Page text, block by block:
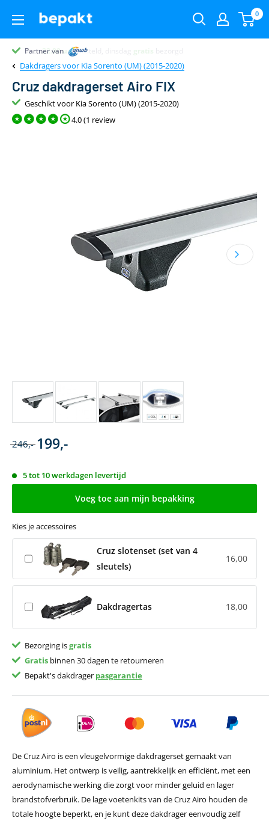
0
22.00uur
Partner van
Partner van
Klantenbeoordeling 9.4
Dakdragers voor Kia Sorento (UM) (2015-2020)
Cruz dakdragerset Airo FIX
Geschikt voor Kia Sorento (UM) (2015-2020)
4.0 (1 review
246,- 199,-
5 tot 10 werkdagen levertijd
Voeg toe aan mijn bepakking
Kies je accessoires
Cruz slotenset (set van 4
sleutels)
16,00
Dakdragertas 18,00
Bezorging isgratis
Gratisbinnen 30 dagen te retourneren
Bepakt's dakdrager pasgarantie
De Cruz Airo is een vleugelvormige dakdragerset gemaakt van
aluminium. Het ontwerp is veilig, aantrekkelijk en efficiënt, met een
aerodynamische werking die zorgt voor minder geluid en lager
brandstofverbruik. De lage voetenkits van de Cruz Airo houden de
totale hoogte beperkt, en je kunt deze dakdrager eenvoudig zelf